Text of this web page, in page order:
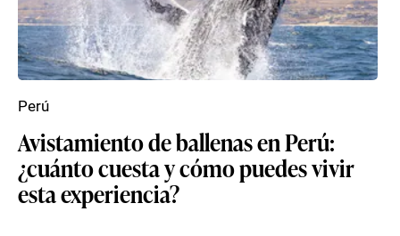
Avistamiento de ballenas en Perú:
¿cuánto cuesta y cómo puedes vivir
esta experiencia?
Perú